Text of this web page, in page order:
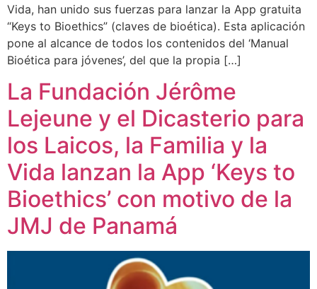
Vida, han unido sus fuerzas para lanzar la App gratuita
“Keys to Bioethics” (claves de bioética). Esta aplicación
pone al alcance de todos los contenidos del ‘Manual
Bioética para jóvenes’, del que la propia […]
La Fundación Jérôme
Lejeune y el Dicasterio para
los Laicos, la Familia y la
Vida lanzan la App ‘Keys to
Bioethics’ con motivo de la
JMJ de Panamá